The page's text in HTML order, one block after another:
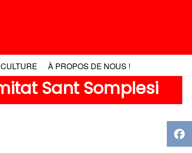
CULTURE À PROPOS DE NOUS !
Sant Somplesi